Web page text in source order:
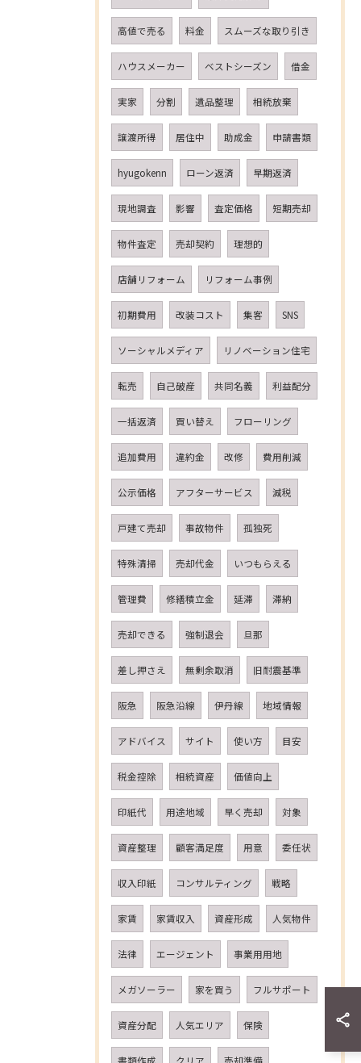
高値で売る 料金 スムーズな取り引き
ハウスメーカー ベストシーズン 借金
実家 分割 遺品整理 相続放棄
譲渡所得 居住中 助成金 申請書類
hyugokenn ローン返済 早期返済
現地調査 影響 査定価格 短期売却
物件査定 売却契約 理想的
店舗リフォーム リフォーム事例
初期費用 改装コスト 集客 SNS
ソーシャルメディア リノベーション住宅
転売 自己破産 共同名義 利益配分
一括返済 買い替え フローリング
追加費用 違約金 改修 費用削減
公示価格 アフターサービス 減税
戸建て売却 事故物件 孤独死
特殊清掃 売却代金 いつもらえる
管理費 修繕積立金 延滞 滞納
売却できる 強制退会 旦那
差し押さえ 無剰余取消 旧耐震基準
阪急 阪急沿線 伊丹線 地域情報
アドバイス サイト 使い方 目安
税金控除 相続資産 価値向上
印紙代 用途地域 早く売却 対象
資産整理 顧客満足度 用意 委任状
収入印紙 コンサルティング 戦略
家賃 家賃収入 資産形成 人気物件
法律 エージェント 事業用用地
メガソーラー 家を買う フルサポート
資産分配 人気エリア 保険